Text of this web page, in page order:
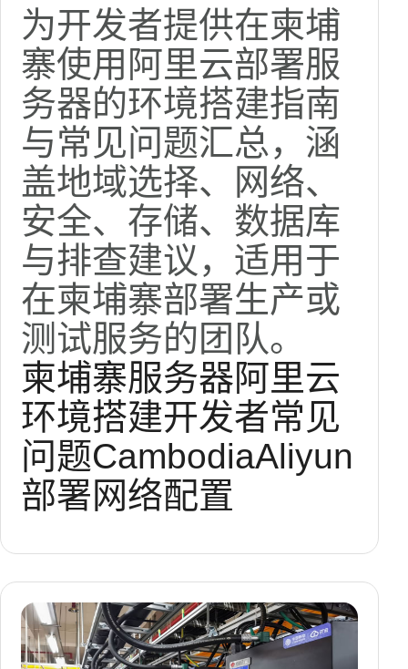
建与常见问题汇总
为开发者提供在柬埔
寨使用阿里云部署服
务器的环境搭建指南
与常见问题汇总，涵
盖地域选择、网络、
安全、存储、数据库
与排查建议，适用于
在柬埔寨部署生产或
测试服务的团队。
柬埔寨服务器阿里云
环境搭建开发者常见
问题CambodiaAliyun
部署网络配置